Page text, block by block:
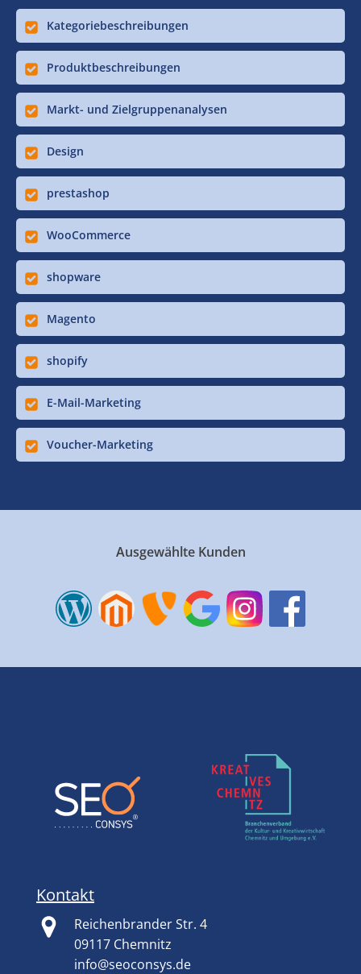
Kategoriebeschreibungen
Produktbeschreibungen
Markt- und Zielgruppenanalysen
Design
prestashop
WooCommerce
shopware
Magento
shopify
E-Mail-Marketing
Voucher-Marketing
Ausgewählte Kunden
Kontakt
Reichenbrander Str. 4
09117 Chemnitz
info@seoconsys.de